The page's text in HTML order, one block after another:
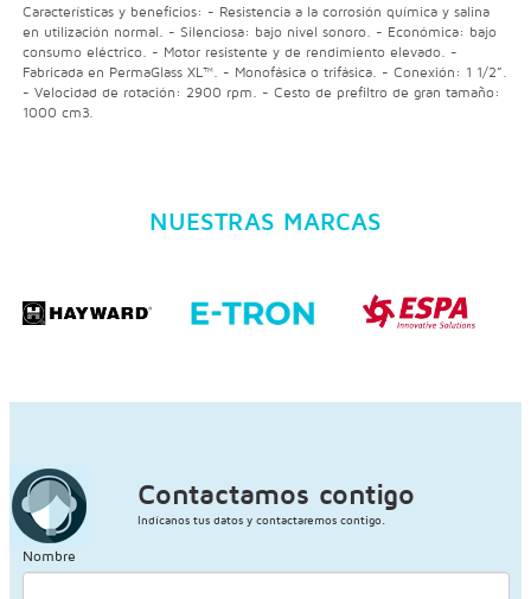
Características y beneficios: - Resistencia a la corrosión química y salina
en utilización normal. - Silenciosa: bajo nivel sonoro. - Económica: bajo
consumo eléctrico. - Motor resistente y de rendimiento elevado. -
Fabricada en PermaGlass XL™. - Monofásica o trifásica. - Conexión: 1 1/2”.
- Velocidad de rotación: 2900 rpm. - Cesto de prefiltro de gran tamaño:
1000 cm3.
NUESTRAS MARCAS
Contactamos contigo
Indícanos tus datos y contactaremos contigo.
Nombre